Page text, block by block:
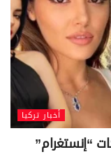
أخبار تركيا
“إنستغرام”